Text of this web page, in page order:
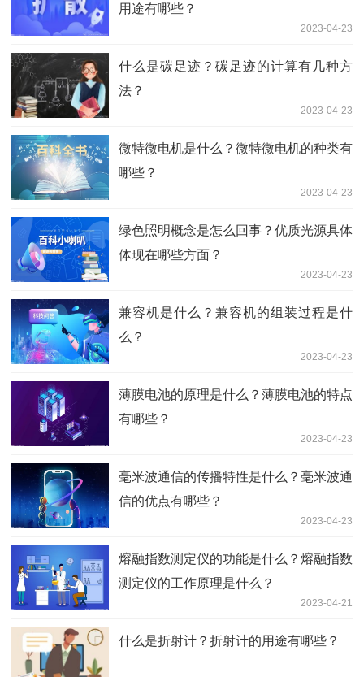
用途有哪些？
2023-04-23
什么是碳足迹？碳足迹的计算有几种方
法？
2023-04-23
微特微电机是什么？微特微电机的种类有
哪些？
2023-04-23
绿色照明概念是怎么回事？优质光源具体
体现在哪些方面？
2023-04-23
兼容机是什么？兼容机的组装过程是什
么？
2023-04-23
薄膜电池的原理是什么？薄膜电池的特点
有哪些？
2023-04-23
毫米波通信的传播特性是什么？毫米波通
信的优点有哪些？
2023-04-23
熔融指数测定仪的功能是什么？熔融指数
测定仪的工作原理是什么？
2023-04-21
什么是折射计？折射计的用途有哪些？